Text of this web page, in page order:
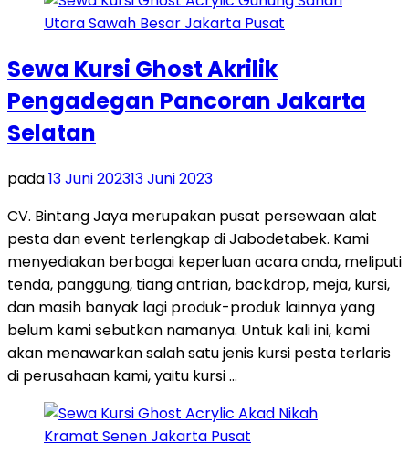
Sewa Kursi Ghost Akrilik
Pengadegan Pancoran Jakarta
Selatan
pada13 Juni 202313 Juni 2023
CV. Bintang Jaya merupakan pusat persewaan alat
pesta dan event terlengkap di Jabodetabek. Kami
menyediakan berbagai keperluan acara anda, meliputi
tenda, panggung, tiang antrian, backdrop, meja, kursi,
dan masih banyak lagi produk-produk lainnya yang
belum kami sebutkan namanya. Untuk kali ini, kami
akan menawarkan salah satu jenis kursi pesta terlaris
di perusahaan kami, yaitu kursi …